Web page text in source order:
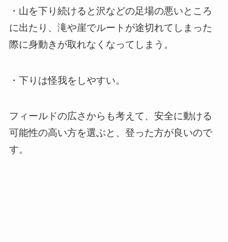
・山を下り続けると沢などの足場の悪いところ
に出たり、滝や崖でルートが途切れてしまった
際に身動きが取れなくなってしまう。
・下りは怪我をしやすい。
フィールドの広さからも考えて、安全に動ける
可能性の高い方を選ぶと、登った方が良いので
す。